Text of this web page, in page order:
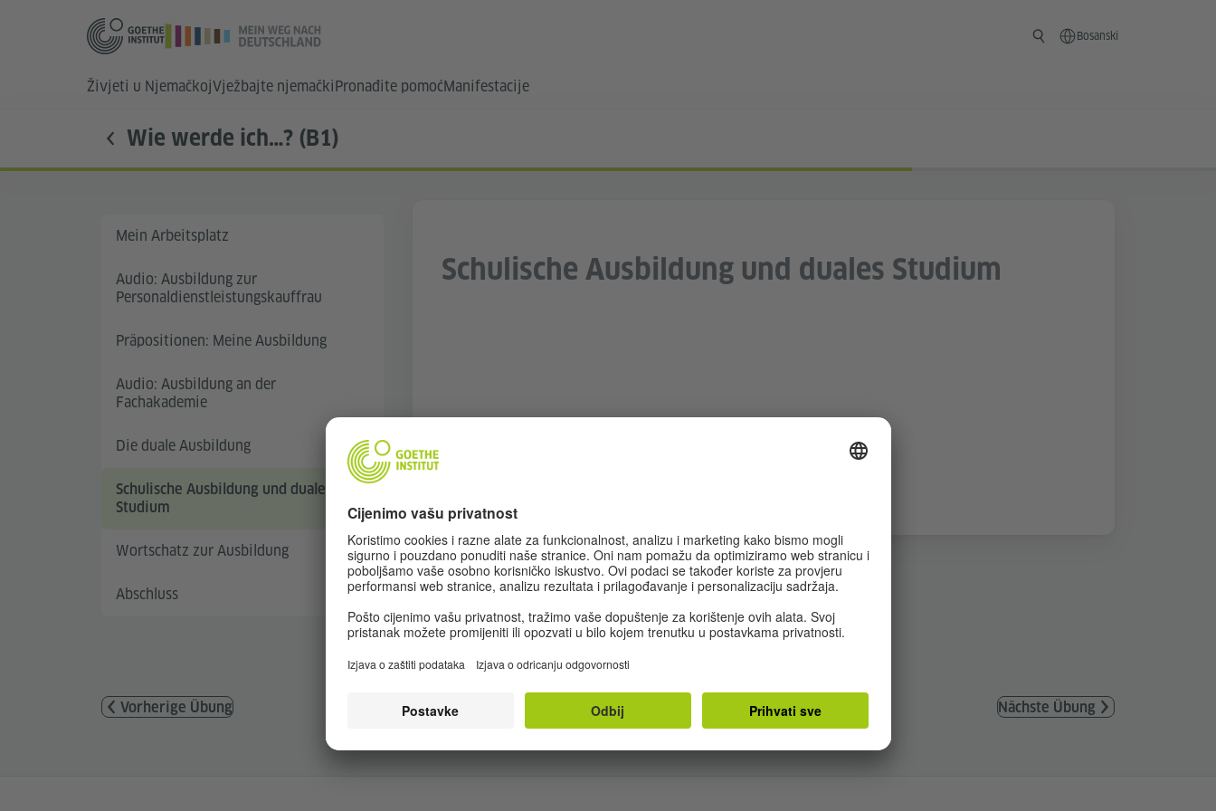
Bosanski
Živjeti u NjemačkojVježbajte njemačkiPronađite pomoćManifestacije
Wie werde ich…? (B1)
Mein Arbeitsplatz
Audio: Ausbildung zur
Personaldienstleistungskauffrau
Präpositionen: Meine Ausbildung
Audio: Ausbildung an der
Fachakademie
Die duale Ausbildung
Schulische Ausbildung und duales
Studium
Wortschatz zur Ausbildung
Abschluss
Schulische Ausbildung und duales Studium
Vorherige Übung Nächste Übung